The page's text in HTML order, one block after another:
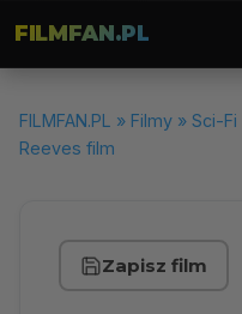
FILMFAN.PL
FILMFAN.PL » Filmy » Sci-Fi
Reeves film
Zapisz film